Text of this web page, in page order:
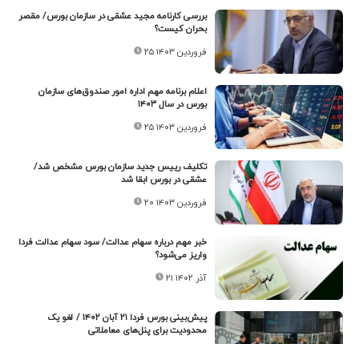
بررسی کارنامه مجید عشقی در سازمان بورس/ مقصر
بحران کیست؟
۲۵ فروردین ۱۴۰۳
اعلام برنامه مهم اداره امور صندوق‌های سازمان
بورس در سال ۱۴۰۳
۲۵ فروردین ۱۴۰۳
تکلیف رییس جدید سازمان بورس مشخص شد/
عشقی در بورس ابقا شد
۲۰ فروردین ۱۴۰۳
خبر مهم درباره سهام عدالت/ سود سهام عدالت فردا
واریز می‌شود؟
۲۱ آذر ۱۴۰۲
پیش‌بینی بورس فردا ۲۱ آبان ۱۴۰۲ / لغو یک
محدودیت برای پنل‌های معاملاتی